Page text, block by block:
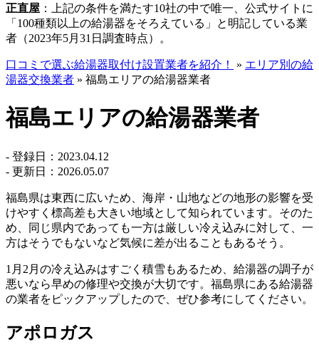
正直屋 ：上記の条件を満たす10社の中で唯一、公式サイトに
「100種類以上の給湯器をそろえている」と明記している業
者（2023年5月31日調査時点）。
口コミで選ぶ給湯器取付け設置業者を紹介！ » エリア別の給
湯器交換業者 » 福島エリアの給湯器業者
福島エリアの給湯器業者
- 登録日： 2023.04.12
- 更新日： 2026.05.07
福島県は東西に広いため、海岸・山地などの地形の影響を受
けやすく標高差も大きい地域として知られています。そのた
め、同じ県内であっても一方は厳しい冷え込みに対して、一
方はそうでもないなど気候に差が出ることもあるそう。
1月2月の冷え込みはすごく積雪もあるため、給湯器の調子が
悪いなら早めの修理や交換が大切です。福島県にある給湯器
の業者をピックアップしたので、ぜひ参考にしてください。
アポロガス